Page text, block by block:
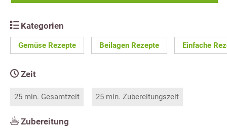
Kategorien
Gemüse Rezepte Beilagen Rezepte Einfache
Zeit
25 min. Gesamtzeit 25 min. Zubereitungszeit
Zubereitung